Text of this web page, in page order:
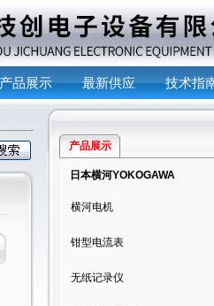
产品展示 最新供应 技术指
产品展示
日本横河YOKOGAWA
横河电机
钳型电流表
无纸记录仪